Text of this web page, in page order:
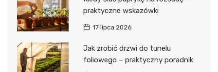
praktyczne wskazówki
17 lipca 2026
Jak zrobić drzwi do tunelu
foliowego – praktyczny poradnik